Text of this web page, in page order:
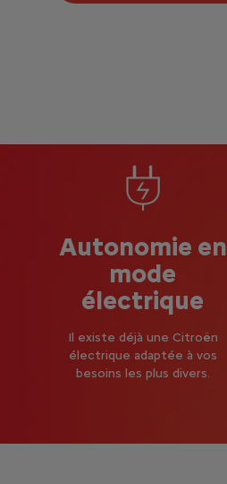
Autonomie en
mode
électrique
Il existe déjà une Citroën
électrique adaptée à vos
besoins les plus divers.